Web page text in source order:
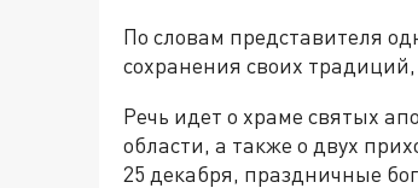
По словам представителя
сохранения своих
Речь идет о храме святых
области, а также о двух
25 декабря, праздничные